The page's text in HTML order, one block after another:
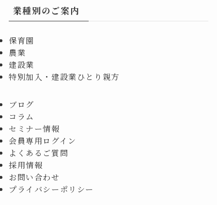
業種別のご案内
保育園
農業
建設業
特別加入・建設業ひとり親方
ブログ
コラム
セミナー情報
会員専用ログイン
よくあるご質問
採用情報
お問い合わせ
プライバシーポリシー